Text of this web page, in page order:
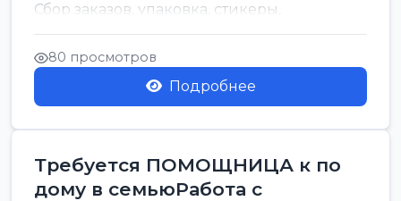
Сбор заказов, упаковка, стикеры,
сортировка Воскре...
80 просмотров
Подробнее
Требуется ПОМОЩНИЦА к по
дому в семьюРабота с